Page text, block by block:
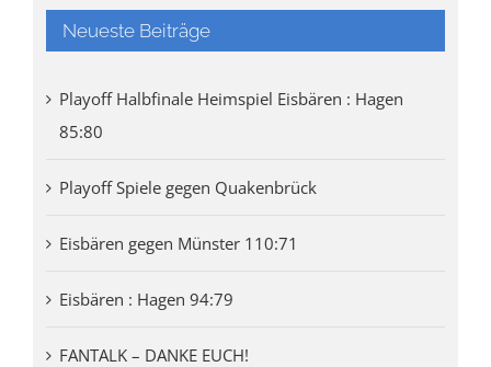
Neueste Beiträge
Playoff Halbfinale Heimspiel Eisbären : Hagen
85:80
Playoff Spiele gegen Quakenbrück
Eisbären gegen Münster 110:71
Eisbären : Hagen 94:79
FANTALK – DANKE EUCH!